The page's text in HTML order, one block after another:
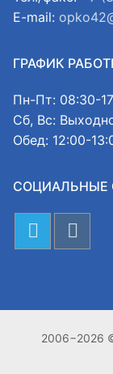
E-mail:
ГРАФИК
Пн-Пт: 08:30-
Сб, Вс:
Обед: 12:00-
СОЦИАЛЬНЫЕ
2006−2026